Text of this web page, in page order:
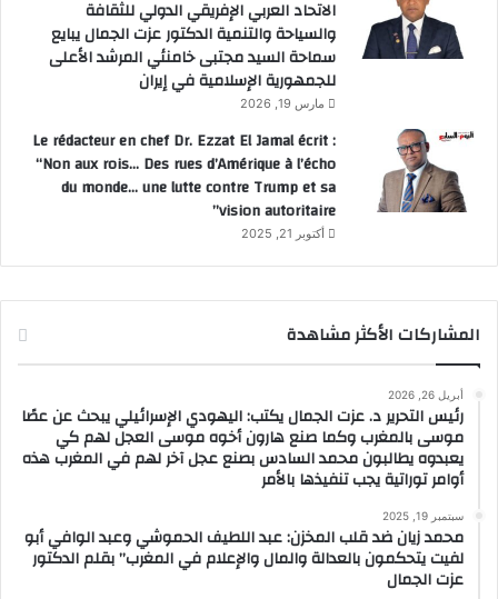
الاتحاد العربي الإفريقي الدولي للثقافة
والسياحة والتنمية الدكتور عزت الجمال يبايع
سماحة السيد مجتبى خامنئي المرشد الأعلى
للجمهورية الإسلامية في إيران
مارس 19, 2026
Le rédacteur en chef Dr. Ezzat El Jamal écrit :
“Non aux rois… Des rues d’Amérique à l’écho
du monde… une lutte contre Trump et sa
vision autoritaire”
أكتوبر 21, 2025
المشاركات الأكثر مشاهدة
أبريل 26, 2026
رئيس التحرير د. عزت الجمال يكتب: اليهودي الإسرائيلي يبحث عن عصًا
موسى بالمغرب وكما صنع هارون أخوه موسى العجل لهم كي
يعبدوه يطالبون محمد السادس بصنع عجل آخر لهم في المغرب هذه
أوامر توراتية يجب تنفيذها بالأمر
سبتمبر 19, 2025
محمد زيان ضد قلب المخزن: عبد اللطيف الحموشي وعبد الوافي أبو
لفيت يتحكمون بالعدالة والمال والإعلام في المغرب” بقلم الدكتور
عزت الجمال